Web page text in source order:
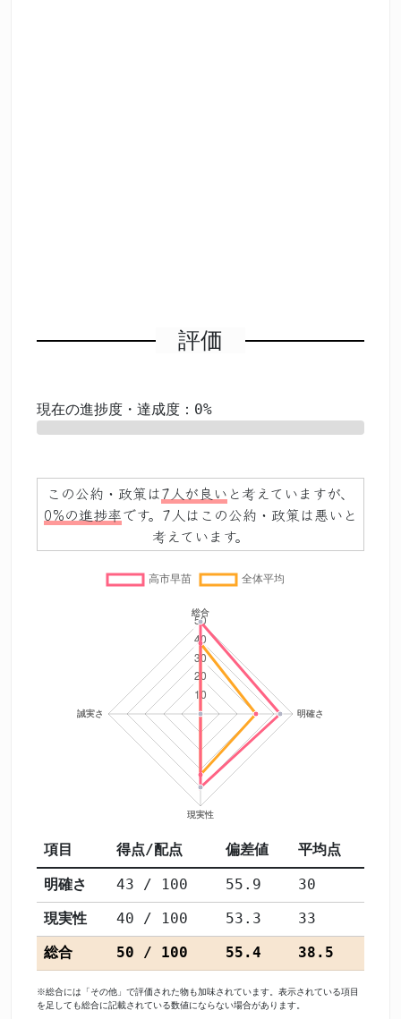
評価
現在の進捗度・達成度：0%
この公約・政策は7人が良い と考えていますが、
0%の進捗率です。7人はこの公約・政策は悪いと
考えています。
項目 得点/配点 偏差値 平均点
明確さ 43 / 100 55.9
30
現実性
40 / 100 53.3
33
総合
50 / 100 55.4 38.5
※総合には「その他」で評価された物も加味されています。表示されている項目
を足しても総合に記載されている数値にならない場合があります。